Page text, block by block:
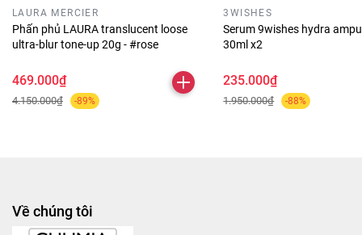
LAURA MERCIER
Phấn phủ LAURA translucent loose
ultra-blur tone-up 20g - #rose
469.000₫
4.150.000₫ -89%
3WISHES
Serum 9wishes hydra
30ml x2
235.000₫
1.950.000₫ -88%
Về chúng tôi